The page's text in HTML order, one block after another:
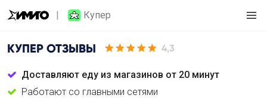
Купер
КУПЕР ОТЗЫВЫ 4,3
Доставляют еду из магазинов от 20 минут
Работают со главными сетями